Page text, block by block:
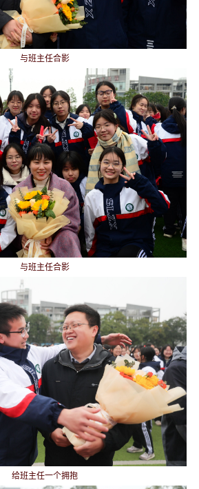
与班主任合影
与班主任合影
给班主任一个拥抱